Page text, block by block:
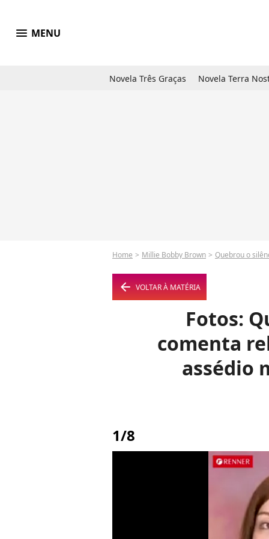
menu MENU
Novela Três Graças Novela Terra
Home Millie Bobby Brown Quebrou o
arrow_left VOLTAR À MATÉRIA
Fotos:
comenta
assédio
1/8